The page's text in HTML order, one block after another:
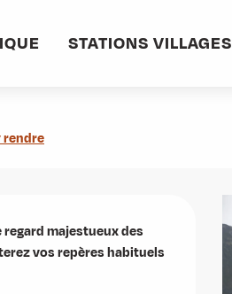
STATIONS VILLAGES
rendre
majestueux des
vos repères habituels